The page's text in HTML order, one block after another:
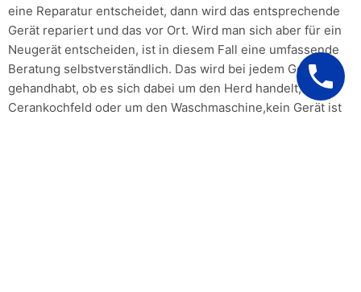
eine Reparatur entscheidet, dann wird das entsprechende
Gerät repariert und das vor Ort. Wird man sich aber für ein
Neugerät entscheiden, ist in diesem Fall eine umfassende
Beratung selbstverständlich. Das wird bei jedem Gerät so
gehandhabt, ob es sich dabei um den Herd handelt, das
Cerankochfeld oder um den Waschmaschine,kein Gerät ist